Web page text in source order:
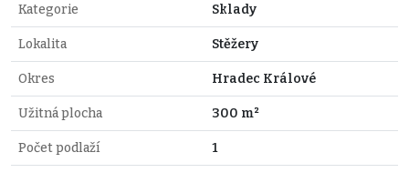
Kategorie Sklady
Lokalita Stěžery
Okres Hradec Králové
Užitná plocha 300 m²
Počet podlaží 1